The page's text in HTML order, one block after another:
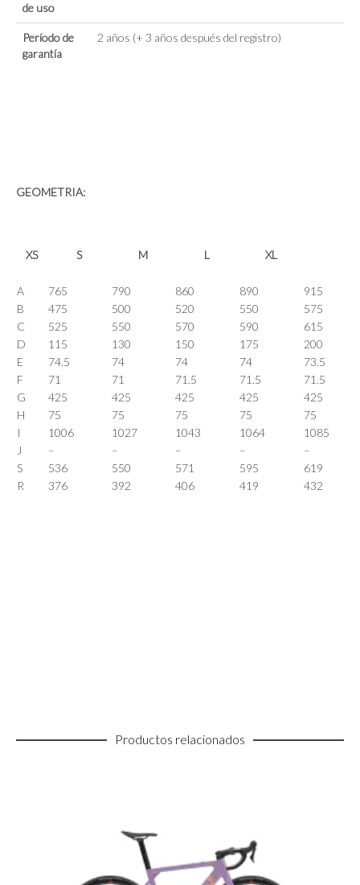
de uso
Período de
garantía
2 años (+ 3 años después del registro)
GEOMETRIA:
XS S M L XL
A 765 790 860 890
915
B
475 500 520 550
575
C
525 550 570 590
615
D
115 130 150 175
200
E
74.5 74 74 74
73.5
F
71 71 71.5 71.5
71.5
G
425 425 425 425
425
H
75 75 75 75
75
I
1006 1027 1043 1064
1085
J
– – – –
–
S
536 550 571 595
619
R
376 392 406 419 432
Productos relacionados